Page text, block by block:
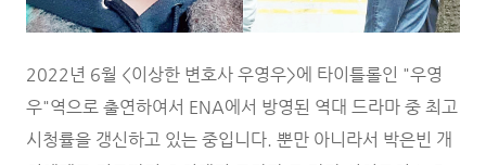
2022년 6월 <이상한 변호사 우영우>에 타이틀롤인 "우영
우"역으로 출연하여서 ENA에서 방영된 역대 드라마 중 최고
시청률을 갱신하고 있는 중입니다. 뿐만 아니라서 박은빈 개